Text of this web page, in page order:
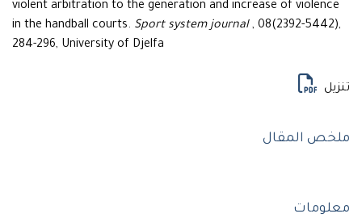
violent arbitration to the generation and increase of
in the handball courts.Sport system journal, 08(2392-
284-296, University of Djelfa
المقال